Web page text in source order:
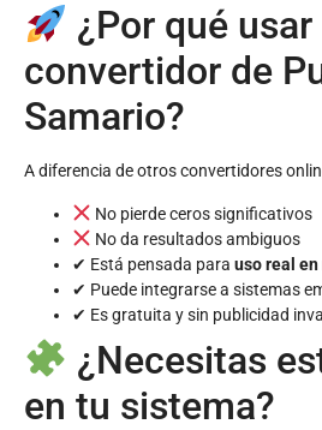
¿Por qué usar
convertidor de
Samario?
A diferencia de otros convertidores
No pierde ceros significativos
No da resultados ambiguos
✔ Está pensada para uso real
✔ Puede integrarse a sistemas
✔ Es gratuita y sin publicidad
¿Necesitas
en tu sistema?